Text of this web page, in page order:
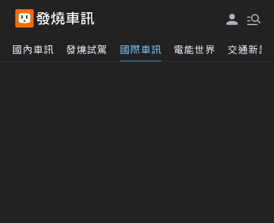
國內車訊 發燒試駕 國際車訊 電能世界 交通新訊